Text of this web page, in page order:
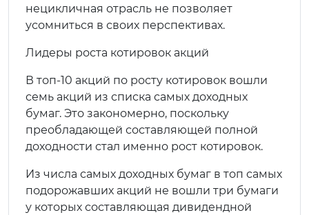
нецикличная отрасль не позволяет
усомниться в своих перспективах.
Лидеры роста котировок акций
В топ-10 акций по росту котировок вошли
семь акций из списка самых доходных
бумаг. Это закономерно, поскольку
преобладающей составляющей полной
доходности стал именно рост котировок.
Из числа самых доходных бумаг в топ самых
подорожавших акций не вошли три бумаги
у которых составляющая дивидендной